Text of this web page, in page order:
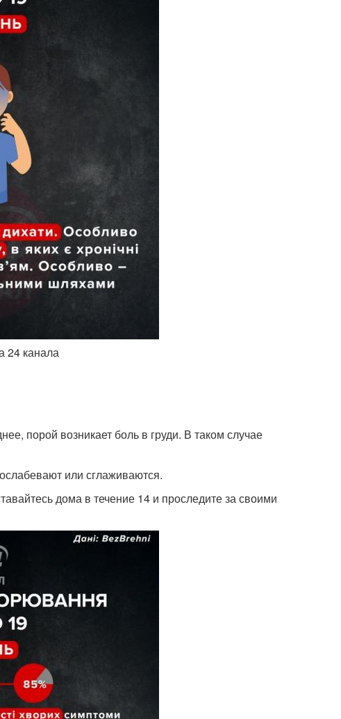
24 канала
порой возникает боль в груди. В таком случае
или сглаживаются.
дома в течение 14 и проследите за своими